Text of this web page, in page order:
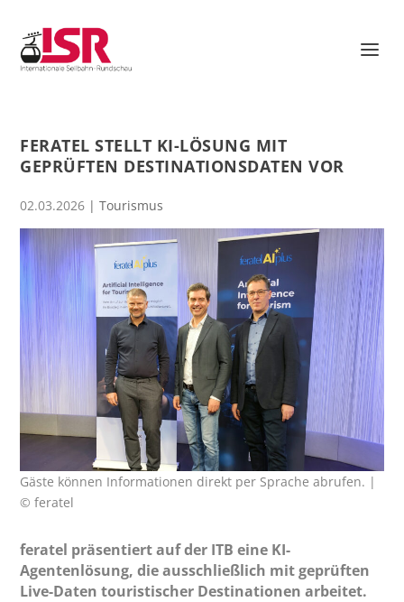
FERATEL STELLT KI-LÖSUNG MIT
GEPRÜFTEN DESTINATIONSDATEN VOR
02.03.2026 |Tourismus
Gäste können Informationen direkt per Sprache abrufen. |
© feratel
feratel präsentiert auf der ITB eine KI-
Agentenlösung, die ausschließlich mit geprüften
Live-Daten touristischer Destinationen arbeitet.